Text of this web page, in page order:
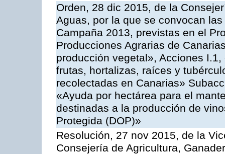
Orden, 28 dic 2015, de la
Aguas, por la que se convocan
Campaña 2013, previstas en el
Producciones Agrarias de
producción vegetal», Acciones
frutas, hortalizas, raíces y
recolectadas en Canarias»
«Ayuda por hectárea para el
destinadas a la producción de
Protegida (DOP)»
Resolución, 27 nov 2015, de la
Consejería de Agricultura,